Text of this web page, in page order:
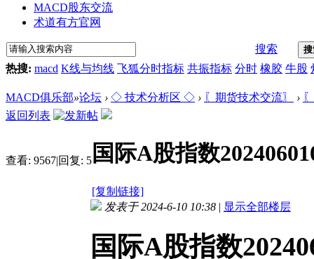
MACD股东交流
术道有方官网
搜索
热搜: macd K线与均线 飞狐分时指标 共振指标 分时 橡胶 牛股
MACD俱乐部»论坛 › ◇ 技术分析区 ◇ › 〖期货技术交流〗 ›
返回列表
查看: 9567|回复: 5 国际A股指数
[复制链接]
发表于 2024-6-10 10:38 | 显示全部楼层
国际A股指数